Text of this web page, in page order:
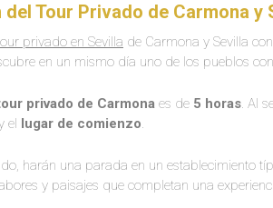
Tour Privado de Carmona y
privado en Sevilla de Carmona y Sevilla con
en un mismo día uno de los pueblos
privado de Carmona es de 5 horas. Al
el lugar de comienzo.
harán una parada en un establecimiento
y paisajes que completan una